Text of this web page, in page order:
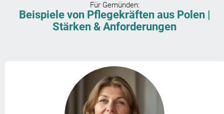
Für Gemünden:
Beispiele von Pflegekräften aus Polen |
Stärken & Anforderungen